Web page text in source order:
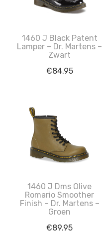
1460 J Black Patent
Lamper – Dr. Martens –
Zwart
€84.95
1460 J Dms Olive
Romario Smoother
Finish – Dr. Martens –
Groen
€89.95